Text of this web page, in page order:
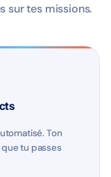
sur tes missions.
Ton
tu passes